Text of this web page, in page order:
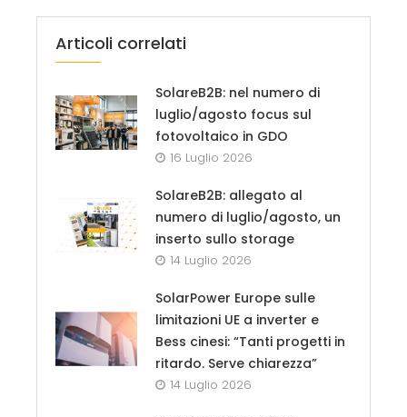
Articoli correlati
SolareB2B: nel numero di
luglio/agosto focus sul
fotovoltaico in GDO
16 Luglio 2026
SolareB2B: allegato al
numero di luglio/agosto, un
inserto sullo storage
14 Luglio 2026
SolarPower Europe sulle
limitazioni UE a inverter e
Bess cinesi: “Tanti progetti in
ritardo. Serve chiarezza”
14 Luglio 2026